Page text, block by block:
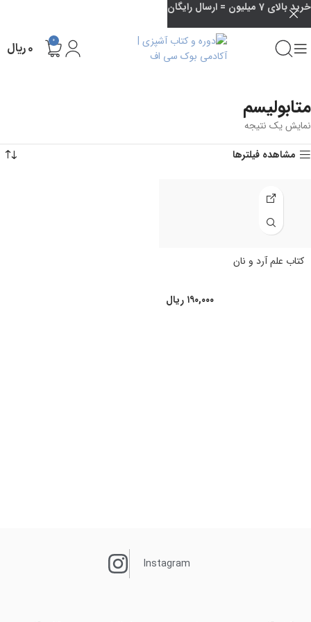
0 ۰ریال
متابولیسم
نمایش یک نتیجه
مشاهده فیلترها
کتاب علم آرد و نان
۱۹۰,۰۰۰ ریال
Instagram
خرید بالای 7 میلیون = ارسال رایگان